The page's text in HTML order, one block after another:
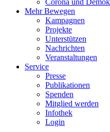
Mehr Bewegen
Kampagnen
Projekte
Unterstützen
Nachrichten
Veranstaltungen
Service
Presse
Publikationen
Spenden
Mitglied werden
Infothek
Login